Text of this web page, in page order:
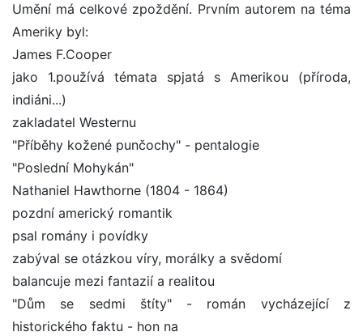
Umění má celkové zpoždění. Prvním autorem na téma
Ameriky byl:
James F.Cooper
jako 1.používá témata spjatá s Amerikou (příroda,
indiáni...)
zakladatel Westernu
"Příběhy kožené punčochy" - pentalogie
"Poslední Mohykán"
Nathaniel Hawthorne (1804 - 1864)
pozdní americký romantik
psal romány i povídky
zabýval se otázkou víry, morálky a svědomí
balancuje mezi fantazií a realitou
"Dům se sedmi štíty" - román vycházející z
historického faktu - hon na